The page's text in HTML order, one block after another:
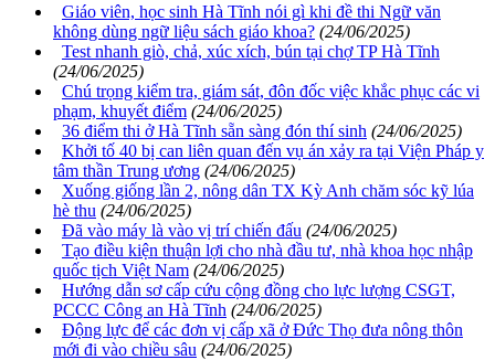
Giáo viên, học sinh Hà Tĩnh nói gì khi đề thi Ngữ văn
không dùng ngữ liệu sách giáo khoa? (24/06/2025)
Test nhanh giò, chả, xúc xích, bún tại chợ TP Hà Tĩnh
(24/06/2025)
Chú trọng kiểm tra, giám sát, đôn đốc việc khắc phục các vi
phạm, khuyết điểm (24/06/2025)
36 điểm thi ở Hà Tĩnh sẵn sàng đón thí sinh (24/06/2025)
Khởi tố 40 bị can liên quan đến vụ án xảy ra tại Viện Pháp y
tâm thần Trung ương (24/06/2025)
Xuống giống lần 2, nông dân TX Kỳ Anh chăm sóc kỹ lúa
hè thu (24/06/2025)
Đã vào máy là vào vị trí chiến đấu (24/06/2025)
Tạo điều kiện thuận lợi cho nhà đầu tư, nhà khoa học nhập
quốc tịch Việt Nam (24/06/2025)
Hướng dẫn sơ cấp cứu cộng đồng cho lực lượng CSGT,
PCCC Công an Hà Tĩnh (24/06/2025)
Động lực để các đơn vị cấp xã ở Đức Thọ đưa nông thôn
mới đi vào chiều sâu (24/06/2025)